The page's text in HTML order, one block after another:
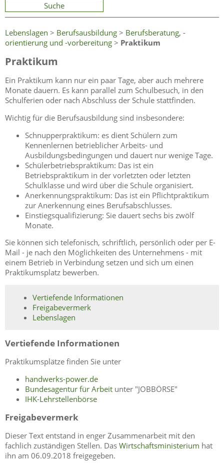
Suche
Lebenslagen > Berufsausbildung > Berufsberatung, -
orientierung und -vorbereitung > Praktikum
Praktikum
Ein Praktikum kann nur ein paar Tage, aber auch mehrere
Monate dauern. Es kann parallel zum Schulbesuch, in den
Schulferien oder nach Abschluss der Schule stattfinden.
Wichtig für die Berufsausbildung sind insbesondere:
Schnupperpraktikum: es dient Schülern zum
Kennenlernen betrieblicher Arbeits- und
Ausbildungsbedingungen und dauert nur wenige Tage.
Schülerbetriebspraktikum: Das ist ein
Betriebspraktikum in der vorletzten oder letzten
Schulklasse und wird über die Schule organisiert.
Anerkennungspraktikum: Das ist ein Pflichtpraktikum
zur Anerkennung eines Berufsabschlusses.
Einstiegsqualifizierung: Sie dauert sechs bis zwölf
Monate.
Sie können sich telefonisch, schriftlich, persönlich oder per E-
Mail - je nach den Möglichkeiten des Unternehmens - mit
einem Betrieb in Verbindung setzen und sich um einen
Praktikumsplatz bewerben.
Vertiefende Informationen
Freigabevermerk
Lebenslagen
Vertiefende Informationen
Praktikumsplätze finden Sie unter
handwerks-power.de
Bundesagentur für Arbeit unter "JOBBÖRSE"
IHK-Lehrstellenbörse
Freigabevermerk
Dieser Text entstand in enger Zusammenarbeit mit den
fachlich zuständigen Stellen. Das Wirtschaftsministerium hat
ihn am 06.09.2018 freigegeben.